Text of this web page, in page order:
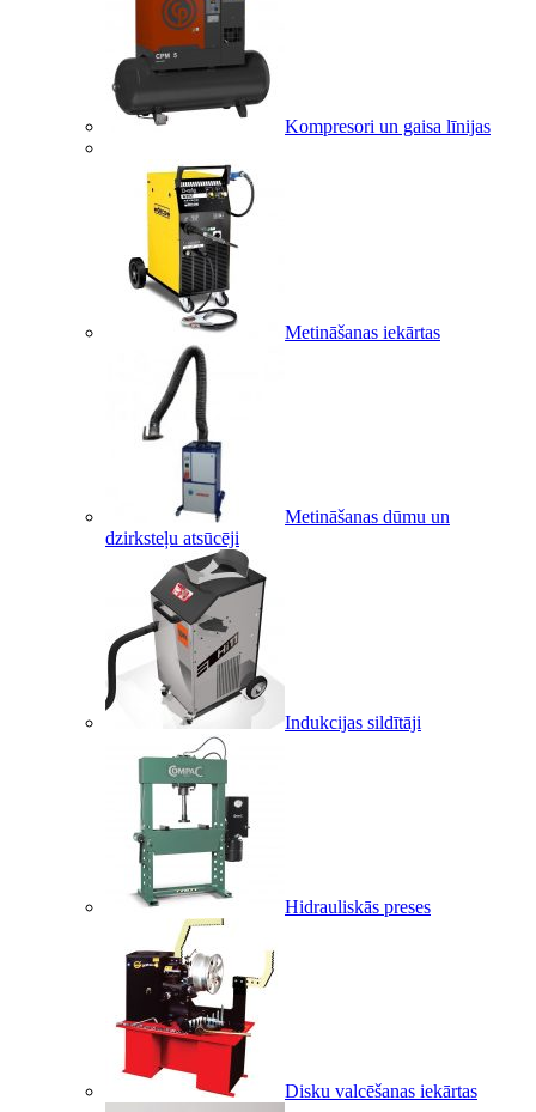
Kompresori un gaisa līnijas
Metināšanas iekārtas
Metināšanas dūmu un
dzirksteļu atsūcēji
Indukcijas sildītāji
Hidrauliskās preses
Disku valcēšanas iekārtas